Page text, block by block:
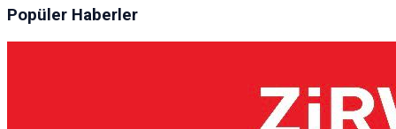
Popüler Haberler